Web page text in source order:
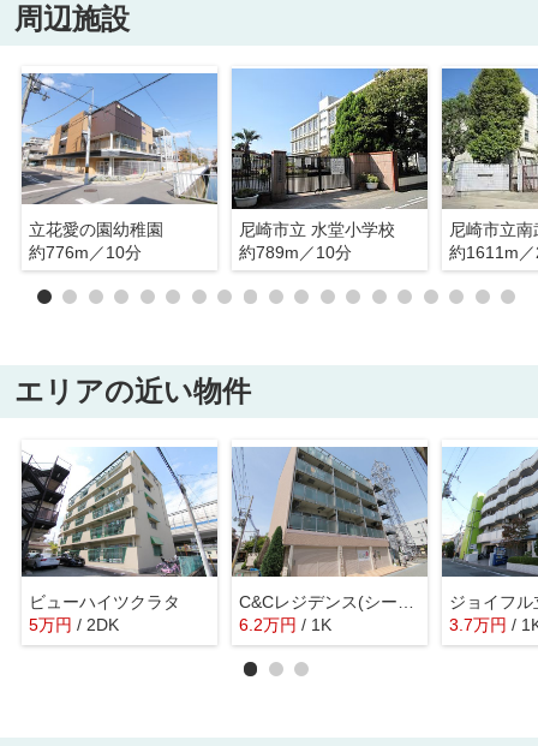
周辺施設
立花愛の園幼稚園
約776m／10分
尼崎市立 水堂小学校
約789m／10分
約1611m
エリアの近い物件
ビューハイツクラタ
5万円 / 2DK
C&Cレジデンス(シーアンドシーレジデンス)
6.2万円 / 1K
ジョイフ
3.7万円 /